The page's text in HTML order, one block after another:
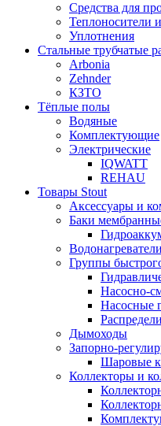
Средства для
Теплоносители
Уплотнения
Стальные трубчатые
Arbonia
Zehnder
КЗТО
Тёплые полы
Водяные
Комплектующие
Электрические
IQWATT
REHAU
Товары Stout
Аксессуары и
Баки
Водонагреватели
Группы
Насосно-
Насосные
Дымоходы
Запорно-
Шаровые
Коллекторы и